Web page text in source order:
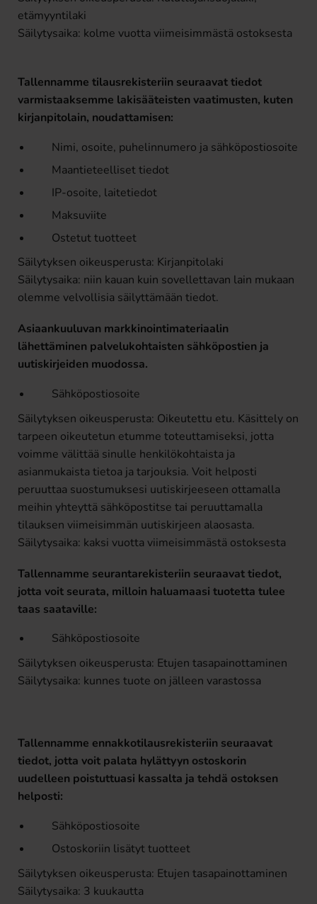
etämyyntilaki
Säilytysaika: kolme vuotta viimeisimmästä ostoksesta
Tallennamme tilausrekisteriin seuraavat tiedot
varmistaaksemme lakisääteisten vaatimusten, kuten
kirjanpitolain, noudattamisen:
Nimi, osoite, puhelinnumero ja sähköpostiosoite
Maantieteelliset tiedot
IP-osoite, laitetiedot
Maksuviite
Ostetut tuotteet
Säilytyksen oikeusperusta: Kirjanpitolaki
Säilytysaika: niin kauan kuin sovellettavan lain mukaan
olemme velvollisia säilyttämään tiedot.
Asiaankuuluvan markkinointimateriaalin
lähettäminen palvelukohtaisten sähköpostien ja
uutiskirjeiden muodossa.
Sähköpostiosoite
Säilytyksen oikeusperusta: Oikeutettu etu. Käsittely on
tarpeen oikeutetun etumme toteuttamiseksi, jotta
voimme välittää sinulle henkilökohtaista ja
asianmukaista tietoa ja tarjouksia. Voit helposti
peruuttaa suostumuksesi uutiskirjeeseen ottamalla
meihin yhteyttä sähköpostitse tai peruuttamalla
tilauksen viimeisimmän uutiskirjeen alaosasta.
Säilytysaika: kaksi vuotta viimeisimmästä ostoksesta
Tallennamme seurantarekisteriin seuraavat tiedot,
jotta voit seurata, milloin haluamaasi tuotetta tulee
taas saataville:
Sähköpostiosoite
Säilytyksen oikeusperusta: Etujen tasapainottaminen
Säilytysaika: kunnes tuote on jälleen varastossa
Tallennamme ennakkotilausrekisteriin seuraavat
tiedot, jotta voit palata hylättyyn ostoskorin
uudelleen poistuttuasi kassalta ja tehdä ostoksen
helposti:
Sähköpostiosoite
Ostoskoriin lisätyt tuotteet
Säilytyksen oikeusperusta: Etujen tasapainottaminen
Säilytysaika: 3 kuukautta